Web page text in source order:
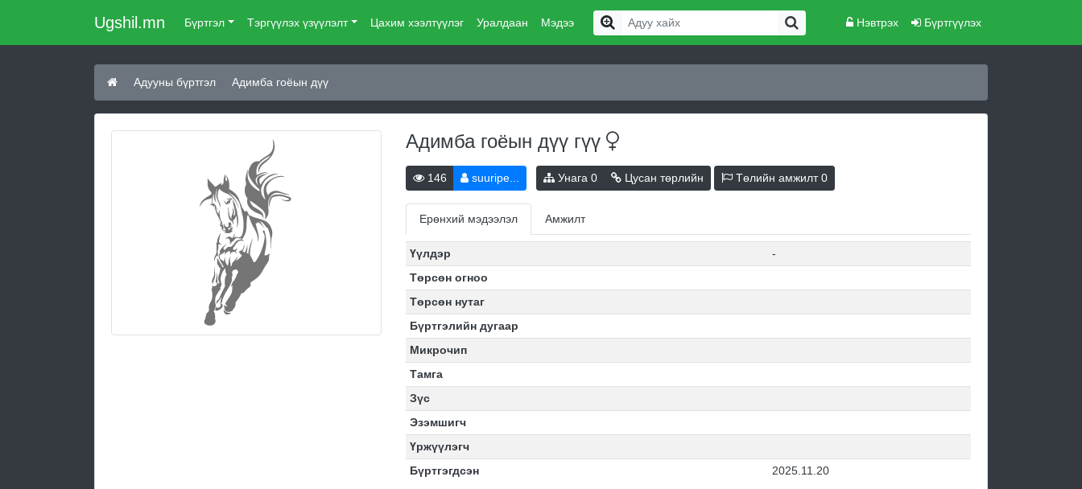
Ugshil.mn Бүртгэл Тэргүүлэх үзүүлэлт Цахим хээлтүүлэг Уралдаан Мэдээ Нэвтрэх Бүртгүүлэх
Адууны бүртгэл Адимба гоёын дүү
Адимба гоёын дүү гүү
146 suuripe... Унага 0 Цусан төрлийн Төлийн амжилт0
Ерөнхий мэдээлэл Амжилт
Үүлдэр
-
Төрсөн огноо
Төрсөн нутаг
Бүртгэлийн дугаар
Микрочип
Тамга
Зүс
Эзэмшигч
Үржүүлэгч
Бүртгэгдсэн
2025.11.20